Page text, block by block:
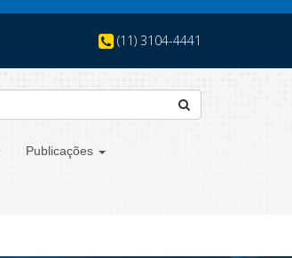
(11) 3104-4441
Publicações